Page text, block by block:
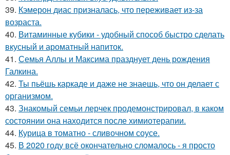
39. Кэмерон диас призналась, что переживает из-за
возраста.
40. Витаминные кубики - удобный способ быстро сделать
вкусный и ароматный напиток.
41. Семья Аллы и Максима празднует день рождения
Галкина.
42. Ты пьёшь каркаде и даже не знаешь, что он делает с
организмом.
43. Знакомый семьи лерчек продемонстрировал, в каком
состоянии она находится после химиотерапии.
44. Курица в томатно - сливочном соусе.
45. В 2020 году всё окончательно сломалось - я просто